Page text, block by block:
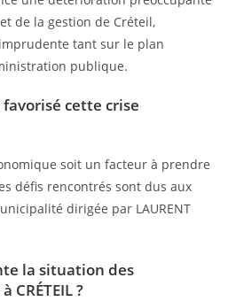
de la gestion de Créteil,
tant sur le plan
publique.
cette crise
soit un facteur à prendre
défis rencontrés sont dus aux
dirigée par LAURENT
la situation des
CRÉTEIL ?